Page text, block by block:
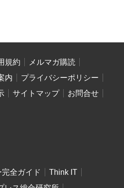
規約
メルマガ購読
内
プライバシーポリシー
サイトマップ
お問合せ
全ガイド
Think IT